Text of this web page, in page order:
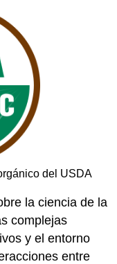
del USDA
la ciencia de la
complejas
y el entorno
entre